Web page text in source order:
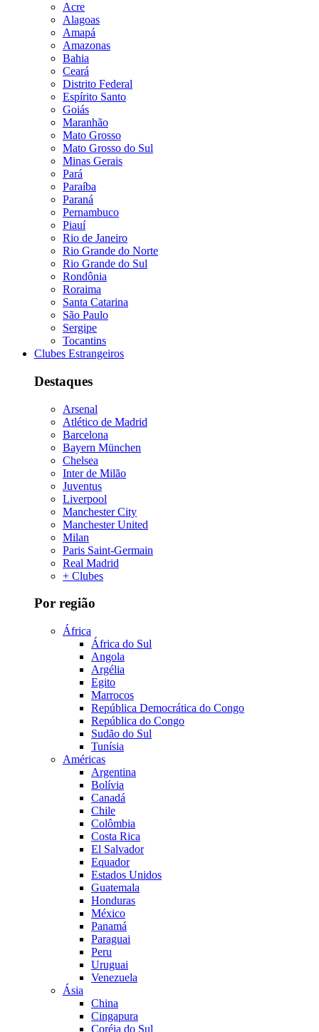
Acre
Alagoas
Amapá
Amazonas
Bahia
Ceará
Distrito Federal
Espírito Santo
Goiás
Maranhão
Mato Grosso
Mato Grosso do Sul
Minas Gerais
Pará
Paraíba
Paraná
Pernambuco
Piauí
Rio de Janeiro
Rio Grande do Norte
Rio Grande do Sul
Rondônia
Roraima
Santa Catarina
São Paulo
Sergipe
Tocantins
Clubes Estrangeiros
Destaques
Arsenal
Atlético de Madrid
Barcelona
Bayern München
Chelsea
Inter de Milão
Juventus
Liverpool
Manchester City
Manchester United
Milan
Paris Saint-Germain
Real Madrid
+ Clubes
Por região
África
África do Sul
Angola
Argélia
Egito
Marrocos
República Democrática do Congo
República do Congo
Sudão do Sul
Tunísia
Américas
Argentina
Bolívia
Canadá
Chile
Colômbia
Costa Rica
El Salvador
Equador
Estados Unidos
Guatemala
Honduras
México
Panamá
Paraguai
Peru
Uruguai
Venezuela
Ásia
China
Cingapura
Coréia do Sul